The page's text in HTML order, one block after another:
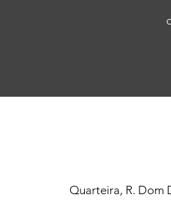
Quarteira, R. Dom